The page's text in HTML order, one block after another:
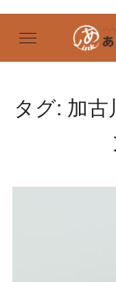
タグ: 加